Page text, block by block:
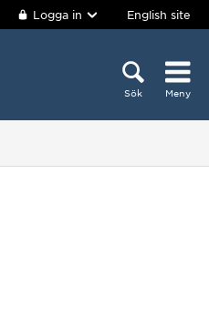
Logga in English site
Sök Meny